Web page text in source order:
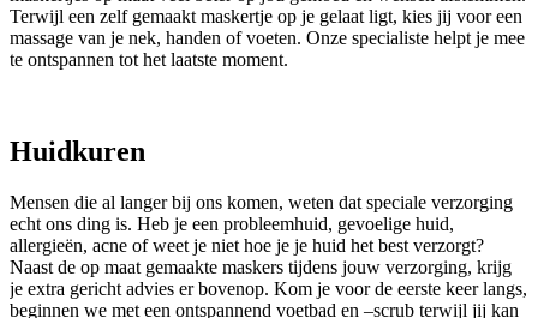
Terwijl een zelf gemaakt maskertje op je gelaat ligt, kies jij voor een
massage van je nek, handen of voeten. Onze specialiste helpt je mee
te ontspannen tot het laatste moment.
Huidkuren
Mensen die al langer bij ons komen, weten dat speciale verzorging
echt ons ding is. Heb je een probleemhuid, gevoelige huid,
allergieën, acne of weet je niet hoe je je huid het best verzorgt?
Naast de op maat gemaakte maskers tijdens jouw verzorging, krijg
je extra gericht advies er bovenop. Kom je voor de eerste keer langs,
beginnen we met een ontspannend voetbad en –scrub terwijl jij kan